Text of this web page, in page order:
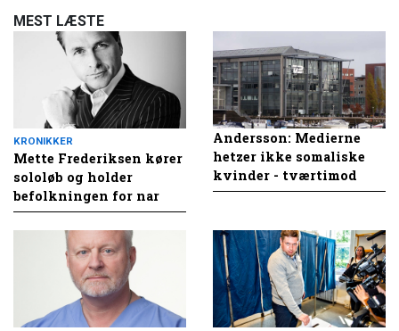
MEST LÆSTE
KRONIKKER
Mette Frederiksen kører
sololøb og holder
befolkningen for nar
Andersson: Medierne
hetzer ikke somaliske
kvinder - tværtimod